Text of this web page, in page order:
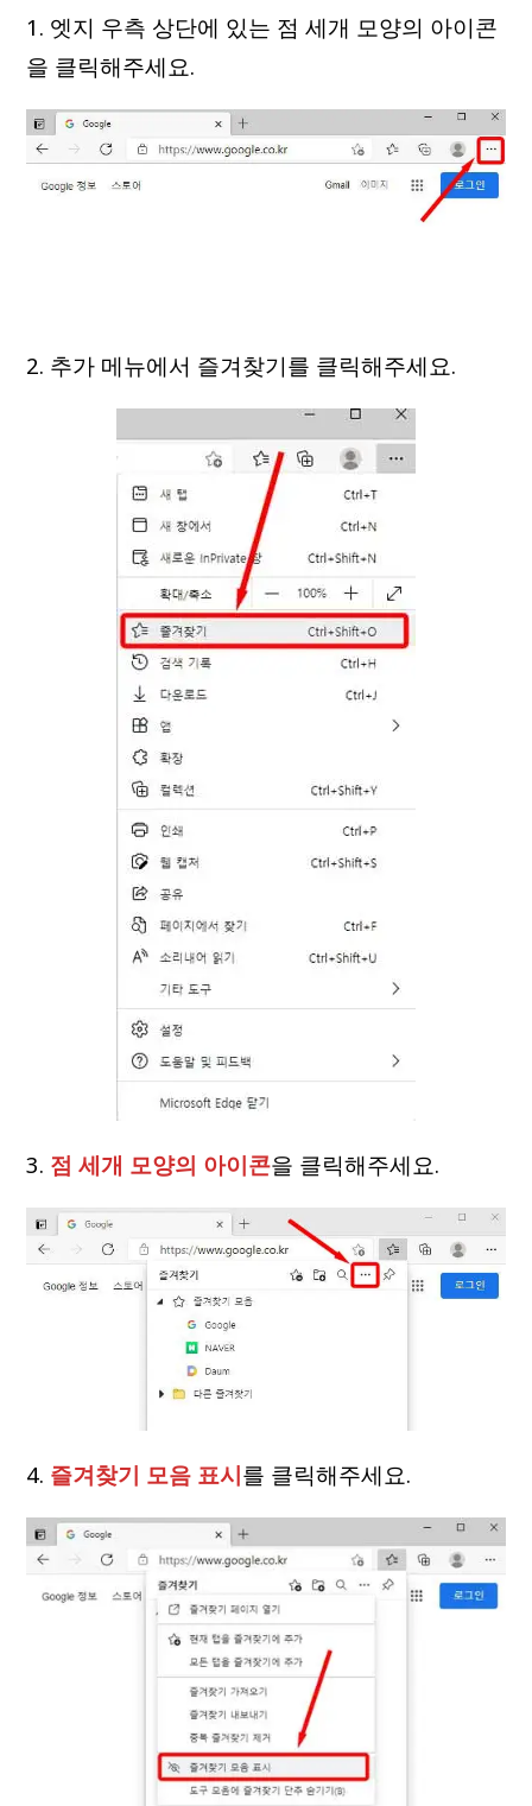
1. 엣지 우측 상단에 있는 점 세개 모양의 아이콘
을 클릭해주세요.
2. 추가 메뉴에서 즐겨찾기를 클릭해주세요.
3. 점 세개 모양의 아이콘을 클릭해주세요.
4. 즐겨찾기 모음 표시를 클릭해주세요.